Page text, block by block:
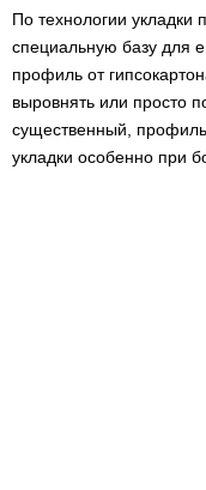
По технологии укладки
специальную базу для
профиль от
выровнять или просто
существенный, профиль
укладки особенно при